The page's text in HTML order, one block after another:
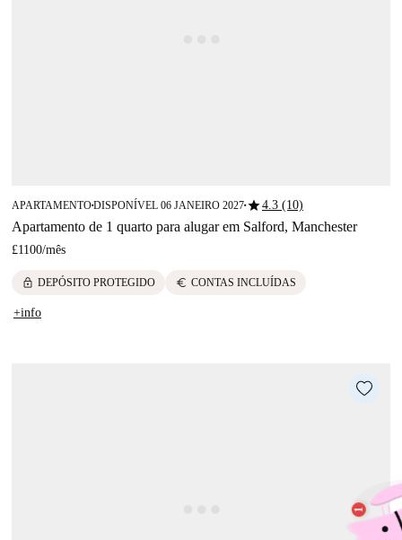
APARTAMENTO■DISPONÍVEL 06 JANEIRO 2027■star4.3 (10)
Apartamento de 1 quarto para alugar em Salford, Manchester
£1100/mês
lock DEPÓSITO PROTEGIDO euro CONTAS INCLUÍDAS
+info